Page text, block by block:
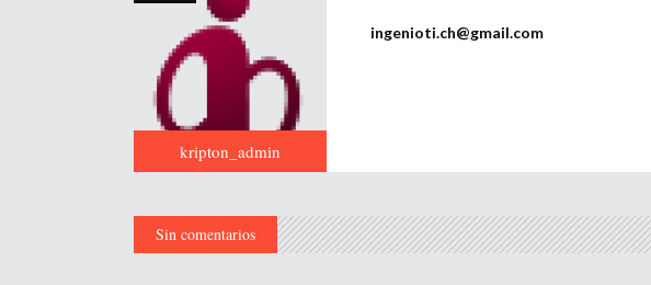
kripton_admin
ingenioti.ch@gmail.com
Sin comentarios